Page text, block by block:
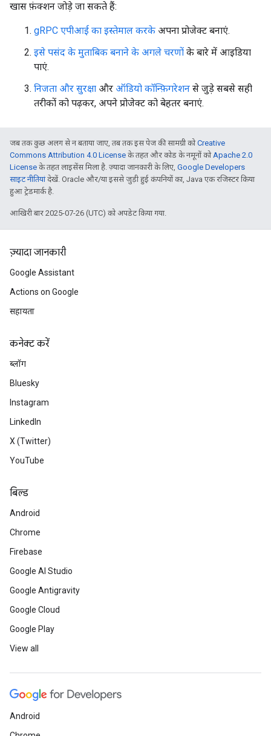
खास फ़ंक्शन जोड़े जा सकते हैं:
gRPC एपीआई का इस्तेमाल करके अपना प्रोजेक्ट बनाएं.
इसे पसंद के मुताबिक बनाने के अगले चरणों के बारे में आइडिया
पाएं.
निजता और सुरक्षा और ऑडियो कॉन्फ़िगरेशन से जुड़े सबसे सही
तरीकों को पढ़कर, अपने प्रोजेक्ट को बेहतर बनाएं.
जब तक कुछ अलग से न बताया जाए, तब तक इस पेज की सामग्री कोCreative
Commons Attribution 4.0 License के तहत और कोड के नमूनों कोApache 2.0
License के तहत लाइसेंस मिला है. ज़्यादा जानकारी के लिए, Google Developers
साइट नीतियांदेखें. Oracle और/या इससे जुड़ी हुई कंपनियों का, Java एक रजिस्टर किया
हुआ ट्रेडमार्क है.
आखिरी बार 2025-07-26 (UTC) को अपडेट किया गया.
ज़्यादा जानकारी
Google Assistant
Actions on Google
सहायता
कनेक्ट करें
ब्लॉग
Bluesky
Instagram
LinkedIn
X (Twitter)
YouTube
बिल्ड
Android
Chrome
Firebase
Google AI Studio
Google Antigravity
Google Cloud
Google Play
View all
Android